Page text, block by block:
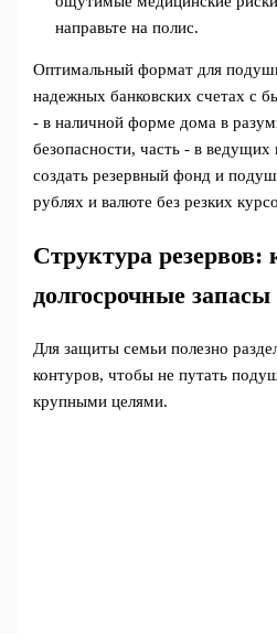
направьте на полис.
Оптимальный формат для
надежных банковских счетах с
- в наличной форме дома в
безопасности, часть - в
создать резервный фонд и
рублях и валюте без резких
Структура резервов:
долгосрочные запасы
Для защиты семьи полезно
контуров, чтобы не путать
крупными целями.